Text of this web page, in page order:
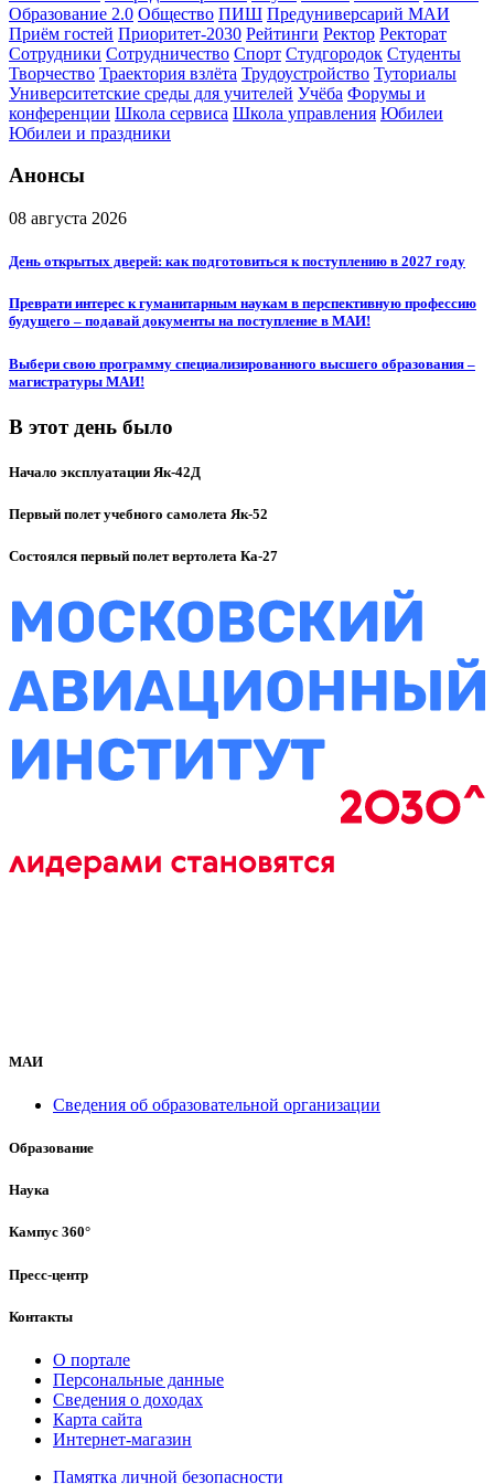
Образование 2.0 Общество ПИШ Предуниверсарий МАИ
Приём гостей Приоритет-2030 Рейтинги Ректор Ректорат
Сотрудники Сотрудничество Спорт Студгородок Студенты
Творчество Траектория взлёта Трудоустройство Туториалы
Университетские среды для учителей Учёба Форумы и
конференции Школа сервиса Школа управления Юбилеи
Юбилеи и праздники
Анонсы
08 августа 2026
День открытых дверей: как подготовиться к поступлению в 2027 году
Преврати интерес к гуманитарным наукам в перспективную профессию
будущего – подавай документы на поступление в МАИ!
Выбери свою программу специализированного высшего образования –
магистратуры МАИ!
В этот день было
Начало эксплуатации Як-42Д
Первый полет учебного самолета Як-52
Состоялся первый полет вертолета Ка-27
МАИ
Сведения об образовательной организации
Образование
Наука
Кампус 360°
Пресс-центр
Контакты
О портале
Персональные данные
Сведения о доходах
Карта сайта
Интернет-магазин
Памятка личной безопасности